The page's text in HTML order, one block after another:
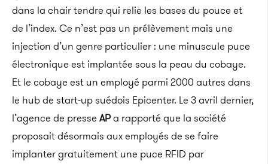
dans la chair tendre qui relie les bases du pouce et
de l’index. Ce n’est pas un prélèvement mais une
injection d’un genre particulier : une minuscule puce
électronique est implantée sous la peau du cobaye.
Et le cobaye est un employé parmi 2000 autres dans
le hub de start-up suédois Epicenter. Le 3 avril dernier,
l’agence de presse APa rapporté que la société
proposait désormais aux employés de se faire
implanter gratuitement une puce RFID par